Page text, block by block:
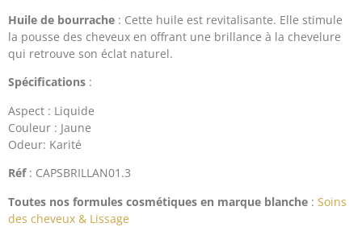
Huile de bourrache : Cette huile est revitalisante. Elle stimule
la pousse des cheveux en offrant une brillance à la chevelure
qui retrouve son éclat naturel.
Spécifications :
Aspect : Liquide
Couleur : Jaune
Odeur: Karité
Réf: CAPSBRILLAN01.3
Toutes nos formules cosmétiques en marque blanche : Soins
des cheveux & Lissage